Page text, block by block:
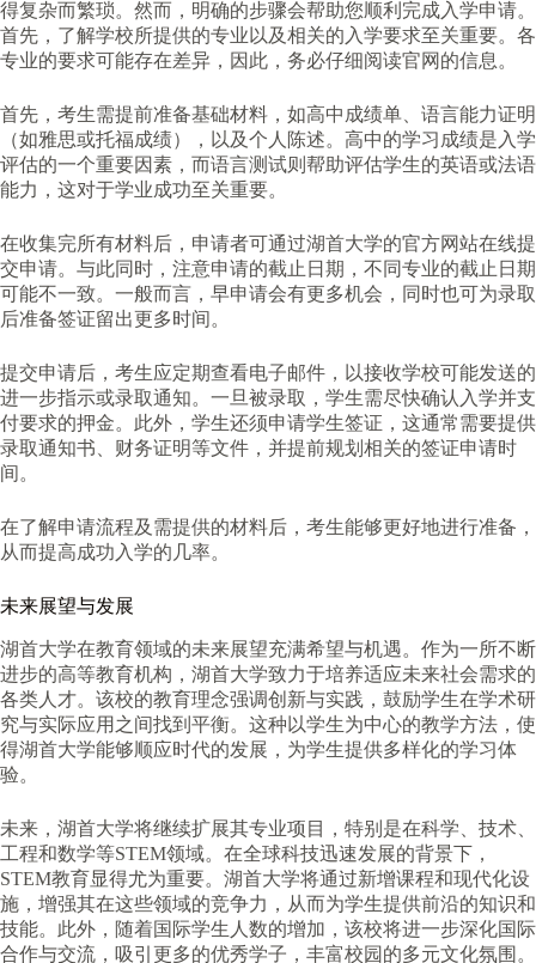
得复杂而繁琐。然而，明确的步骤会帮助您顺利完成入学申请。
首先，了解学校所提供的专业以及相关的入学要求至关重要。各
专业的要求可能存在差异，因此，务必仔细阅读官网的信息。
首先，考生需提前准备基础材料，如高中成绩单、语言能力证明
（如雅思或托福成绩），以及个人陈述。高中的学习成绩是入学
评估的一个重要因素，而语言测试则帮助评估学生的英语或法语
能力，这对于学业成功至关重要。
在收集完所有材料后，申请者可通过湖首大学的官方网站在线提
交申请。与此同时，注意申请的截止日期，不同专业的截止日期
可能不一致。一般而言，早申请会有更多机会，同时也可为录取
后准备签证留出更多时间。
提交申请后，考生应定期查看电子邮件，以接收学校可能发送的
进一步指示或录取通知。一旦被录取，学生需尽快确认入学并支
付要求的押金。此外，学生还须申请学生签证，这通常需要提供
录取通知书、财务证明等文件，并提前规划相关的签证申请时
间。
在了解申请流程及需提供的材料后，考生能够更好地进行准备，
从而提高成功入学的几率。
未来展望与发展
湖首大学在教育领域的未来展望充满希望与机遇。作为一所不断
进步的高等教育机构，湖首大学致力于培养适应未来社会需求的
各类人才。该校的教育理念强调创新与实践，鼓励学生在学术研
究与实际应用之间找到平衡。这种以学生为中心的教学方法，使
得湖首大学能够顺应时代的发展，为学生提供多样化的学习体
验。
未来，湖首大学将继续扩展其专业项目，特别是在科学、技术、
工程和数学等STEM领域。在全球科技迅速发展的背景下，
STEM教育显得尤为重要。湖首大学将通过新增课程和现代化设
施，增强其在这些领域的竞争力，从而为学生提供前沿的知识和
技能。此外，随着国际学生人数的增加，该校将进一步深化国际
合作与交流，吸引更多的优秀学子，丰富校园的多元文化氛围。